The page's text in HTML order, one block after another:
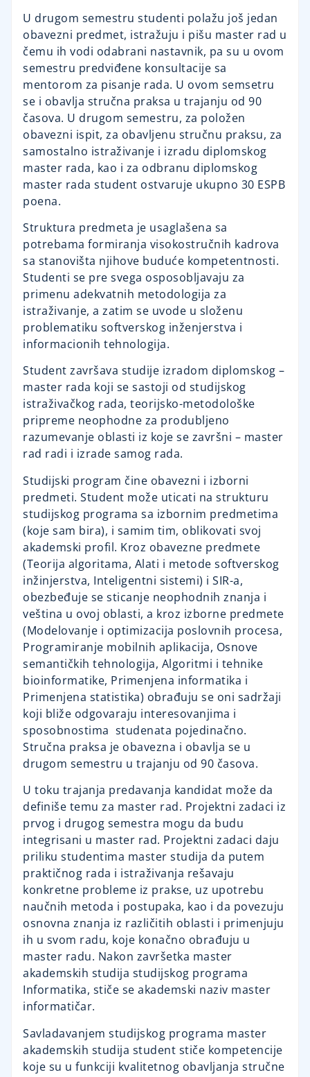
U drugom semestru studenti polažu još jedan
obavezni predmet, istražuju i pišu master rad u
čemu ih vodi odabrani nastavnik, pa su u ovom
semestru predviđene konsultacije sa
mentorom za pisanje rada. U ovom semsetru
se i obavlja stručna praksa u trajanju od 90
časova. U drugom semestru, za položen
obavezni ispit, za obavljenu stručnu praksu, za
samostalno istraživanje i izradu diplomskog
master rada, kao i za odbranu diplomskog
master rada student ostvaruje ukupno 30 ESPB
poena.
Struktura predmeta je usaglašena sa
potrebama formiranja visokostručnih kadrova
sa stanovišta njihove buduće kompetentnosti.
Studenti se pre svega osposobljavaju za
primenu adekvatnih metodologija za
istraživanje, a zatim se uvode u složenu
problematiku softverskog inženjerstva i
informacionih tehnologija.
Student završava studije izradom diplomskog –
master rada koji se sastoji od studijskog
istraživačkog rada, teorijsko-metodološke
pripreme neophodne za produbljeno
razumevanje oblasti iz koje se završni – master
rad radi i izrade samog rada.
Studijski program čine obavezni i izborni
predmeti. Student može uticati na strukturu
studijskog programa sa izbornim predmetima
(koje sam bira), i samim tim, oblikovati svoj
akademski profil. Kroz obavezne predmete
(Teorija algoritama, Alati i metode softverskog
inžinjerstva, Inteligentni sistemi) i SIR-a,
obezbeđuje se sticanje neophodnih znanja i
veština u ovoj oblasti, a kroz izborne predmete
(Modelovanje i optimizacija poslovnih procesa,
Programiranje mobilnih aplikacija, Osnove
semantičkih tehnologija, Algoritmi i tehnike
bioinformatike, Primenjena informatika i
Primenjena statistika) obrađuju se oni sadržaji
koji bliže odgovaraju interesovanjima i
sposobnostima studenata pojedinačno.
Stručna praksa je obavezna i obavlja se u
drugom semestru u trajanju od 90 časova.
U toku trajanja predavanja kandidat može da
definiše temu za master rad. Projektni zadaci iz
prvog i drugog semestra mogu da budu
integrisani u master rad. Projektni zadaci daju
priliku studentima master studija da putem
praktičnog rada i istraživanja rešavaju
konkretne probleme iz prakse, uz upotrebu
naučnih metoda i postupaka, kao i da povezuju
osnovna znanja iz različitih oblasti i primenjuju
ih u svom radu, koje konačno obrađuju u
master radu. Nakon završetka master
akademskih studija studijskog programa
Informatika, stiče se akademski naziv master
informatičar.
Savladavanjem studijskog programa master
akademskih studija student stiče kompetencije
koje su u funkciji kvalitetnog obavljanja stručne